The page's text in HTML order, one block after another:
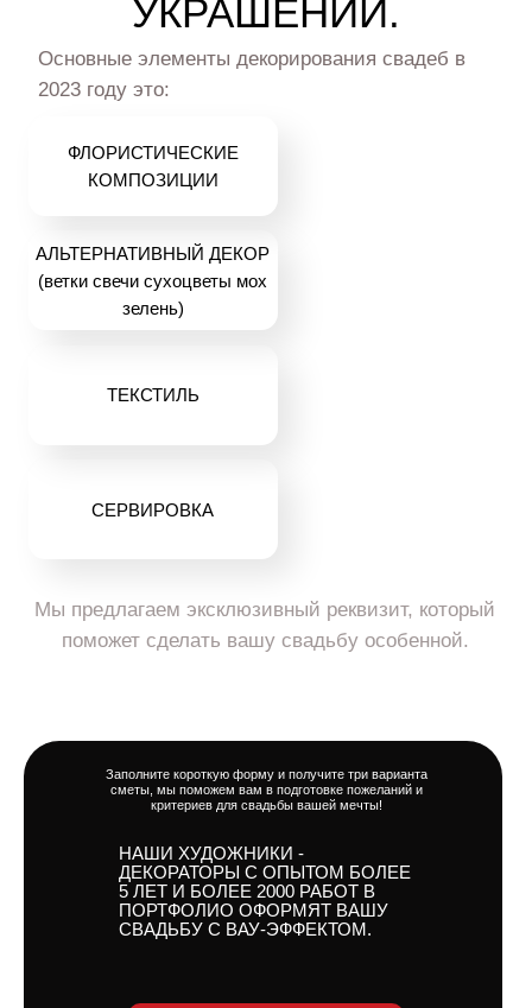
НАШИ ХУДОЖНИКИ -
ДЕКОРАТОРЫ С ОПЫТОМ БОЛЕЕ
5 ЛЕТ И БОЛЕЕ 2000 РАБОТ В
ПОРТФОЛИО ОФОРМЯТ ВАШУ
СВАДЬБУ С ВАУ-ЭФФЕКТОМ.
Заполните короткую форму и получите три варианта
сметы, мы поможем вам в подготовке пожеланий и
критериев для свадьбы вашей мечты!